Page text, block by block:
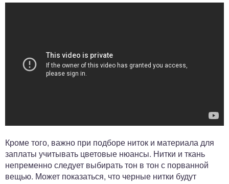
Кроме того, важно при подборе ниток и материала для
заплаты учитывать цветовые нюансы. Нитки и ткань
непременно следует выбирать тон в тон с порванной
вещью. Может показаться, что черные нитки будут